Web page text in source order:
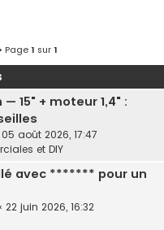
Page1 sur1
15" + moteur 1,4" :
05 août 2026, 17:47
et DIY
avec ******* pour un
22 juin 2026, 16:32